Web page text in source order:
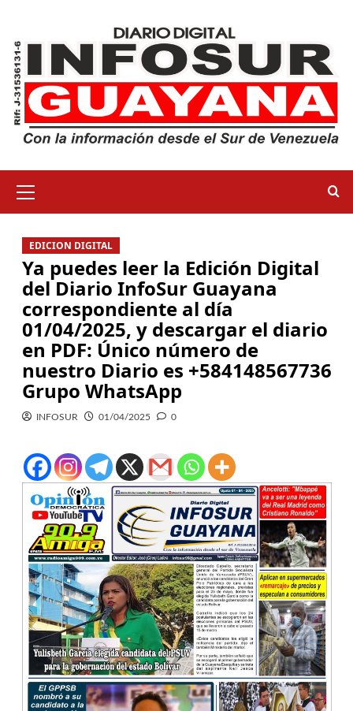
EDICION DIGITAL
Ya puedes leer la Edición Digital
del Diario InfoSur Guayana
correspondiente al día
01/04/2025, y descargar el diario
en PDF: Único número de
nuestro Diario es +584148567736
Grupo WhatsApp
INFOSUR 01/04/2025 0